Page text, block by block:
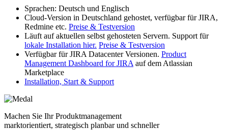
Sprachen: Deutsch und Englisch
Cloud-Version in Deutschland gehostet, verfügbar für JIRA,
Redmine etc. Preise & Testversion
Läuft auf aktuellen selbst gehosteten Servern. Support für
lokale Installation hier. Preise & Testversion
Verfügbar für JIRA Datacenter Versionen. Product
Management Dashboard for JIRA auf dem Atlassian
Marketplace
Installation, Start & Support
Machen Sie Ihr Produktmanagement
marktorientiert, strategisch planbar und schneller